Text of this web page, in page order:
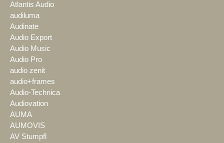
Atlantis Audio
audiluma
Audinate
Audio Export
Audio Music
Audio Pro
audio zenit
audio+frames
Audio-Technica
Audiovation
AUMA
AUMOVIS
AV Stumpfl